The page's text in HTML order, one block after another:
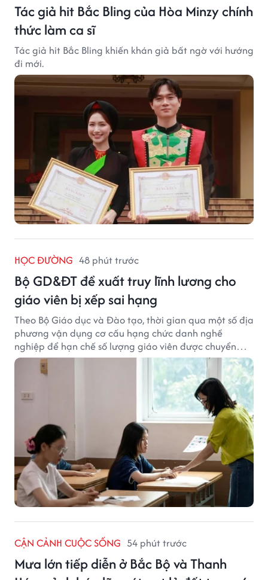
Tác giả hit Bắc Bling của Hòa Minzy chính
thức làm ca sĩ
Tác giả hit Bắc Bling khiến khán giả bất ngờ với hướng
đi mới.
HỌC ĐƯỜNG 48 phút trước
Bộ GD&ĐT đề xuất truy lĩnh lương cho
giáo viên bị xếp sai hạng
Theo Bộ Giáo dục và Đào tạo, thời gian qua một số địa
phương vận dụng cơ cấu hạng chức danh nghề
nghiệp để hạn chế số lượng giáo viên được chuyển
xếp từ hạng cũ sang hạng tương ứng theo quy định
mới, gây những bất cập.
CẬN CẢNH CUỘC SỐNG 54 phút trước
Mưa lớn tiếp diễn ở Bắc Bộ và Thanh